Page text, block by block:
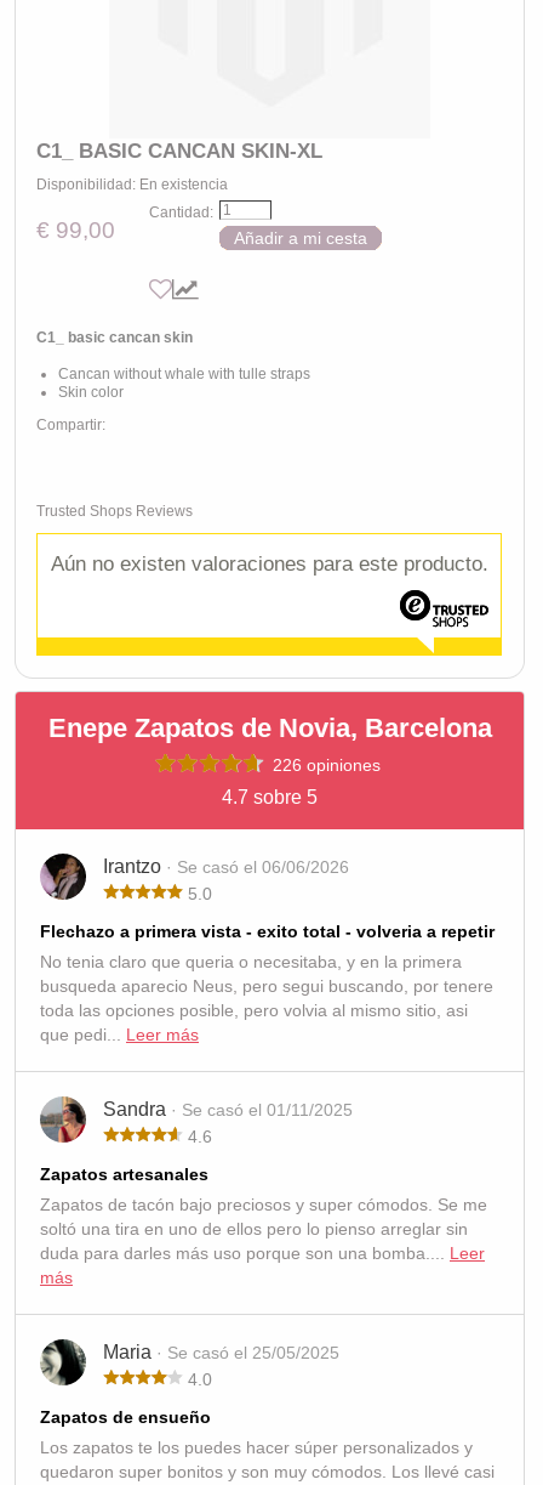
C1_ BASIC CANCAN SKIN-XL
Disponibilidad: En existencia
€ 99,00
Cantidad:
Añadir a mi cesta
C1_ basic cancan skin
Cancan without whale with tulle straps
Skin color
Compartir:
Trusted Shops Reviews
Aún no existen valoraciones para este producto.
Enepe Zapatos de Novia, Barcelona
226 opiniones
4.7 sobre 5
Irantzo · Se casó el 06/06/2026
5.0
Flechazo a primera vista - exito total - volveria a repetir
No tenia claro que queria o necesitaba, y en la primera
busqueda aparecio Neus, pero segui buscando, por tenere
toda las opciones posible, pero volvia al mismo sitio, asi
que pedi... Leer más
Sandra · Se casó el 01/11/2025
4.6
Zapatos artesanales
Zapatos de tacón bajo preciosos y super cómodos. Se me
soltó una tira en uno de ellos pero lo pienso arreglar sin
duda para darles más uso porque son una bomba.... Leer
más
Maria · Se casó el 25/05/2025
4.0
Zapatos de ensueño
Los zapatos te los puedes hacer súper personalizados y
quedaron super bonitos y son muy cómodos. Los llevé casi